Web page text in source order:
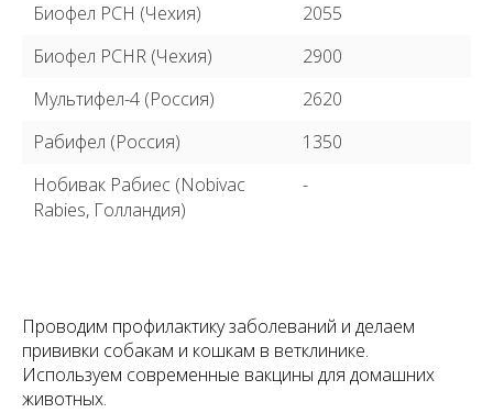
Биофел PCH (Чехия)
2055
Биофел PCHR (Чехия)
2900
Мультифел-4 (Россия)
2620
Рабифел (Россия)
1350
Нобивак Рабиес (Nobivac
Rabies, Голландия)
-
Проводим профилактику заболеваний и делаем
прививки собакам и кошкам в ветклинике.
Используем современные вакцины для домашних
животных.